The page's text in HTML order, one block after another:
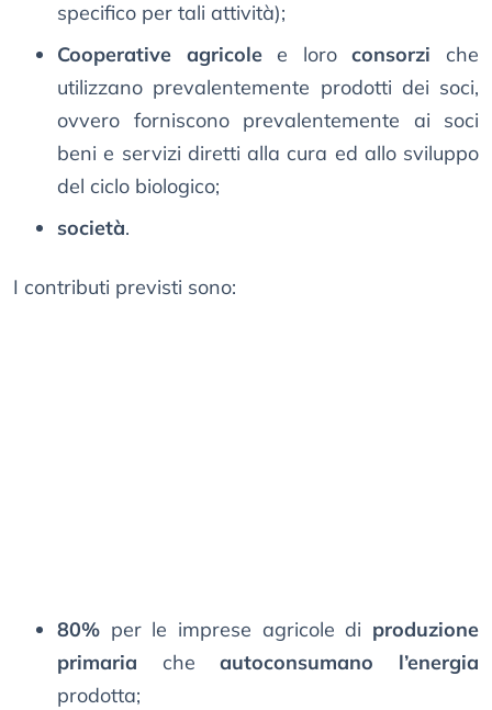
specifico per tali attività);
Cooperative agricolee loroconsorzi che
utilizzano prevalentemente prodotti dei soci,
ovvero forniscono prevalentemente ai soci
beni e servizi diretti alla cura ed allo sviluppo
del ciclo biologico;
società.
I contributi previsti sono:
80% per le imprese agricole di produzione
primaria cheautoconsumano l’energia
prodotta;